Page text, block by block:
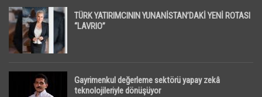
TÜRK YATIRIMCININ YUNANİSTAN’DAKİ YENİ ROTASI
“LAVRIO”
Gayrimenkul değerleme sektörü yapay zekâ
teknolojileriyle dönüşüyor